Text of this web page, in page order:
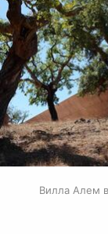
Вилла Алем